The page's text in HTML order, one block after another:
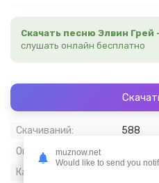
Скачать песню Элвин
слушать онлайн бесплатно
Скачиваний:
588
Опубликовано:
Качество:
muznow.net
Would like to send you